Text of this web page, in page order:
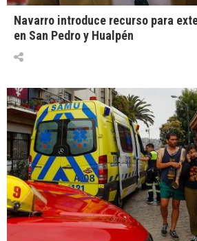
Navarro introduce recurso para
en San Pedro y Hualpén